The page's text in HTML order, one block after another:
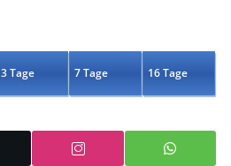
3 Tage 7 Tage 16 Tage